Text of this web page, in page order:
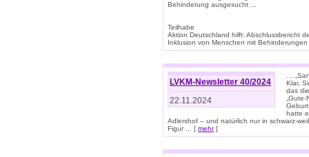
Behinderung ausgesucht ...
Teilhabe
Aktion Deutschland hilft: Abschlussbericht
Inklusion von Menschen mit
LVKM-Newsletter 40/2024
22.11.2024
…
Klar,
das
hatte
Adlershof – und natürlich nur in schwarz-
Figur ... [ mehr]